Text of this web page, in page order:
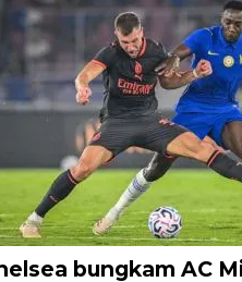
bungkam AC